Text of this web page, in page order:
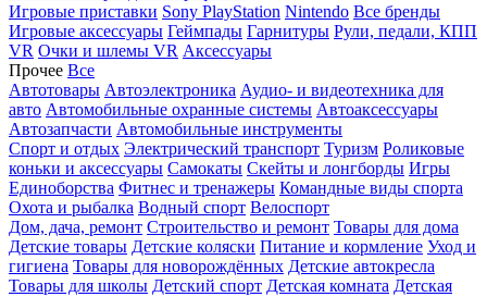
Игровые приставки Sony PlayStation Nintendo Все бренды
Игровые аксессуары Геймпады Гарнитуры Рули, педали, КПП
VR Очки и шлемы VR Аксессуары
Прочее Все
Автотовары Автоэлектроника Аудио- и видеотехника для
авто Автомобильные охранные системы Автоаксессуары
Автозапчасти Автомобильные инструменты
Спорт и отдых Электрический транспорт Туризм Роликовые
коньки и аксессуары Самокаты Скейты и лонгборды Игры
Единоборства Фитнес и тренажеры Командные виды спорта
Охота и рыбалка Водный спорт Велоспорт
Дом, дача, ремонт Строительство и ремонт Товары для дома
Детские товары Детские коляски Питание и кормление Уход и
гигиена Товары для новорождённых Детские автокресла
Товары для школы Детский спорт Детская комната Детская